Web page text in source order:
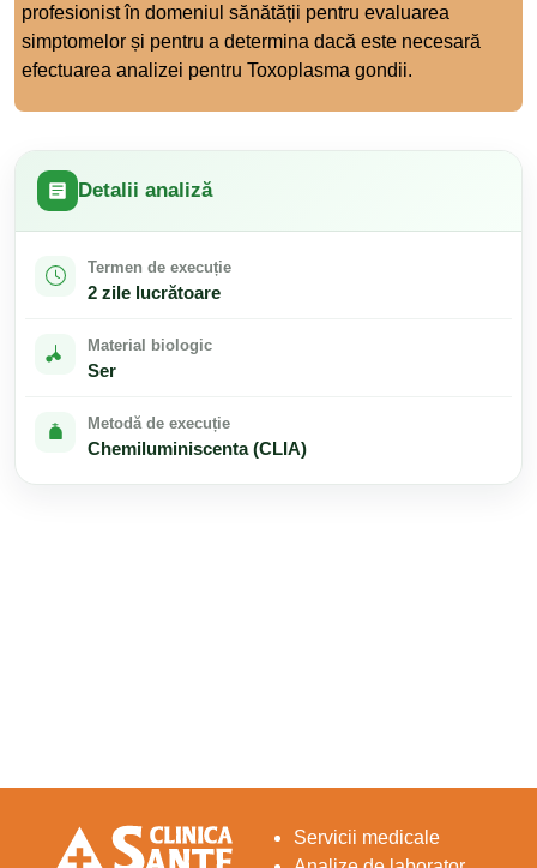
profesionist în domeniul sănătății pentru evaluarea
simptomelor și pentru a determina dacă este necesară
efectuarea analizei pentru Toxoplasma gondii.
Detalii analiză
Termen de execuție
2 zile lucrătoare
Material biologic
Ser
Metodă de execuție
Chemiluminiscenta (CLIA)
Servicii medicale